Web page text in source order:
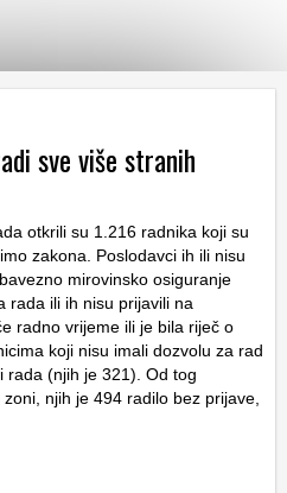
sve više stranih
otkrili su 1.216 radnika koji su
zakona. Poslodavci ih ili nisu
mirovinsko osiguranje
rada ili ih nisu prijavili na
radno vrijeme ili je bila riječ o
koji nisu imali dozvolu za rad
rada (njih je 321). Od tog
njih je 494 radilo bez prijave,